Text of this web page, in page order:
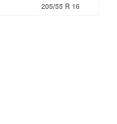
205/55 R 16